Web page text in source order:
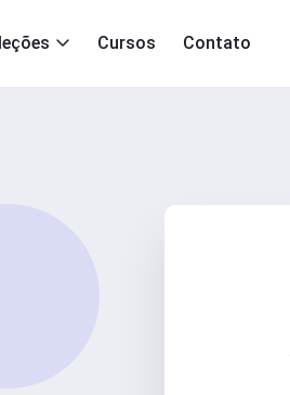
Cursos Contato